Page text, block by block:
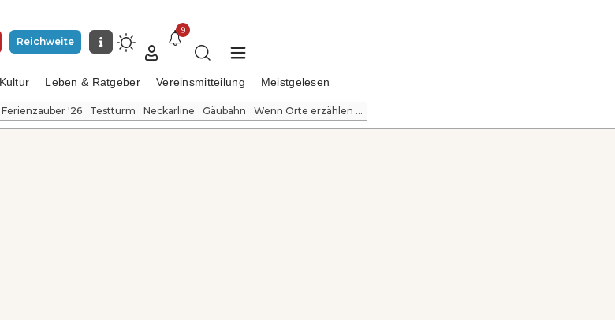
Reichweite
9
Kultur Leben & Ratgeber Vereinsmitteilung Meistgelesen
Ferienzauber '26 Testturm Neckarline Gäubahn Wenn Orte erzählen ...